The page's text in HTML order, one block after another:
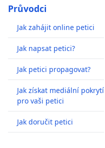
Průvodci
Jak zahájit online petici
Jak napsat petici?
Jak petici propagovat?
Jak získat mediální pokrytí
pro vaši petici
Jak doručit petici